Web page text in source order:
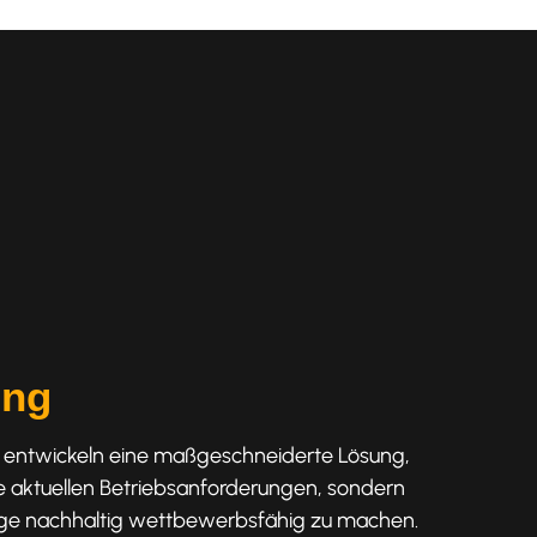
eine maßgeschneiderte Lösung,
Betriebsanforderungen, sondern
nachhaltig wettbewerbsfähig zu machen.